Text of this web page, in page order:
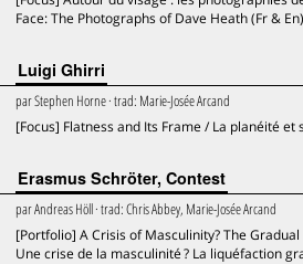
Face: The Photographs of Dave Heath (Fr & En)
Luigi Ghirri
parStephen Horne· trad: Marie-Josée Arcand
[Focus] Flatness and Its Frame / La planéité et
Erasmus Schröter, Contest
parAndreas Höll· trad:Chris Abbey, Marie-Josée Arcand
[Portfolio] A Crisis of Masculinity? The
Une crise de la masculinité ? La liquéfaction